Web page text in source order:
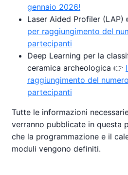
gennaio 2026!
Laser Aided Profiler (LAP)
per raggiungimento del
partecipanti
Deep Learning per la
ceramica archeologica 👉
raggiungimento del
partecipanti
Tutte le informazioni
verranno pubblicate in questa
che la programmazione e il
moduli vengono definiti.